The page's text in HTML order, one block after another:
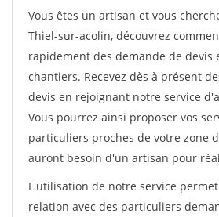
Vous êtes un artisan et vous
Thiel-sur-acolin, découvrez
rapidement des demande de devis
chantiers. Recevez dès à présent
devis en rejoignant notre service
Vous pourrez ainsi proposer vos
particuliers proches de votre zone
auront besoin d'un artisan pour
L'utilisation de notre service
relation avec des particuliers